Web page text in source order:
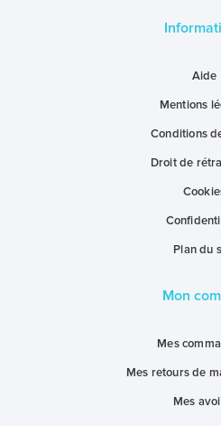
Aide
Mentions
Conditions
Droit de
Plan du
Mon
Mes
Mes retours de
Mes